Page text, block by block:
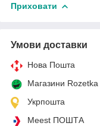
Приховати
Умови доставки
Нова Пошта
Магазини Rozetka
Укрпошта
Meest ПОШТА